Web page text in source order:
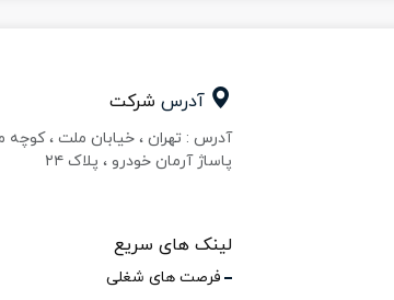
آدرس شرکت
آدرس : تهران ، خیابان ملت ، کوچه
پاساژ آرمان خودرو ، پلاک ۲۴
لینک های سریع
فرصت های شغلی